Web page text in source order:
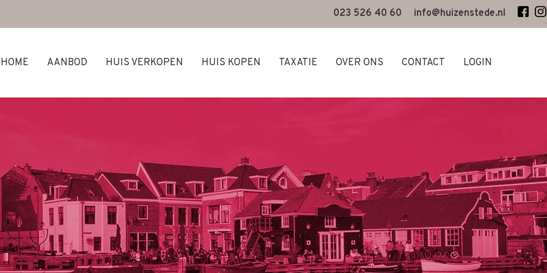
023 526 40 60 info@huizenstede.nl
HOME AANBOD HUIS VERKOPEN HUIS KOPEN TAXATIE OVER ONS CONTACT LOGIN